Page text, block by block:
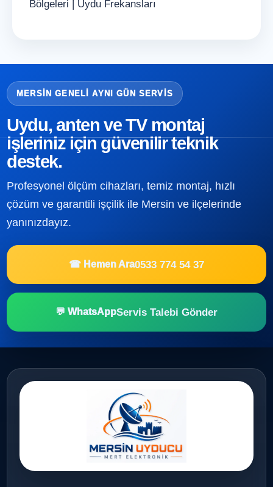
Bölgeleri | Uydu Frekansları
MERSIN GENELI AYNI GÜN SERVIS
Uydu, anten ve TV montaj
işleriniz için güvenilir teknik
destek.
Profesyonel ölçüm cihazları, temiz montaj, hızlı
çözüm ve garantili işçilik ile Mersin ve ilçelerinde
yanınızdayız.
☎ Hemen Ara0533 774 54 37
💬 WhatsAppServis Talebi Gönder